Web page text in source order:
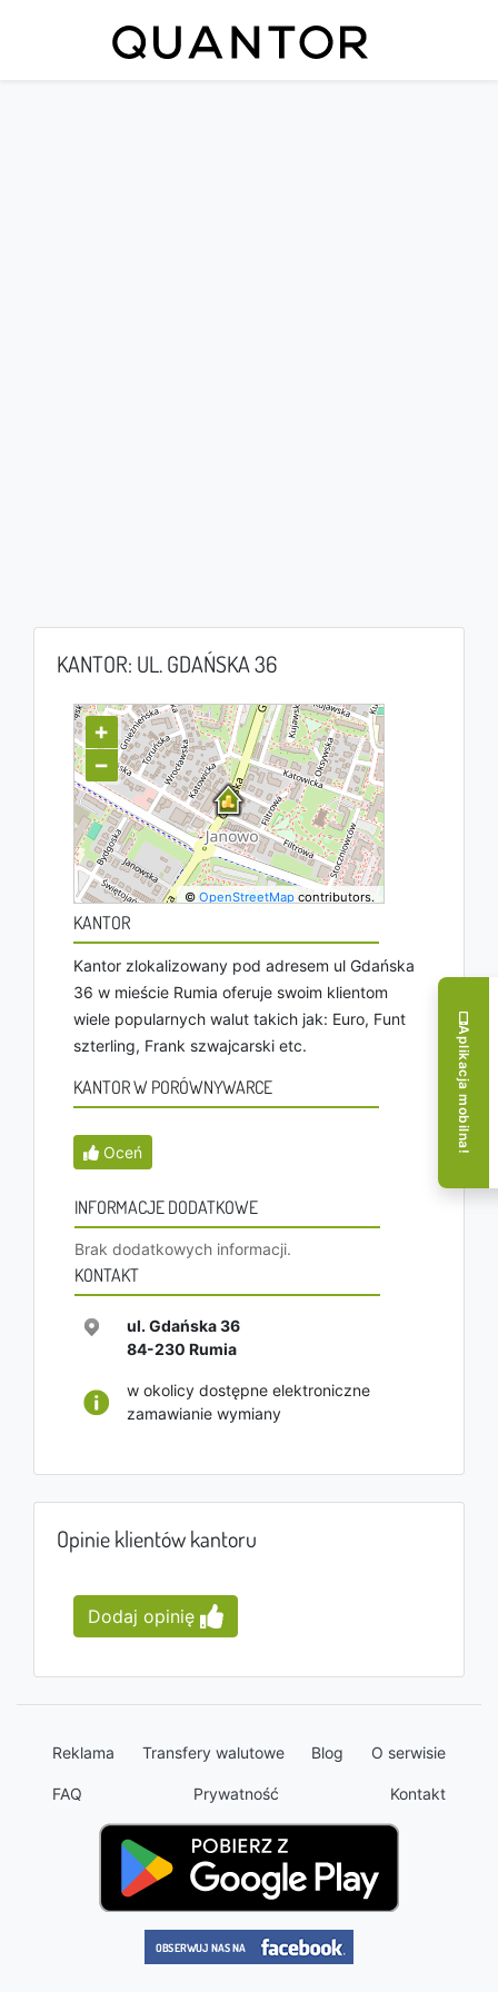
KANTOR: UL. GDAŃSKA 36
+
−
©OpenStreetMap contributors.
KANTOR
Kantor zlokalizowany pod adresem ul Gdańska
36 w mieście Rumia oferuje swoim klientom
wiele popularnych walut takich jak: Euro, Funt
szterling, Frank szwajcarski etc.
KANTOR W PORÓWNYWARCE
Oceń
INFORMACJE DODATKOWE
Brak dodatkowych informacji.
KONTAKT
ul. Gdańska 36
84-230 Rumia
w okolicy dostępne elektroniczne
zamawianie wymiany
Opinie klientów kantoru
Dodaj opinię
Reklama Transfery walutowe Blog O serwisie
FAQ Prywatność Kontakt
Aplikacja mobilna!